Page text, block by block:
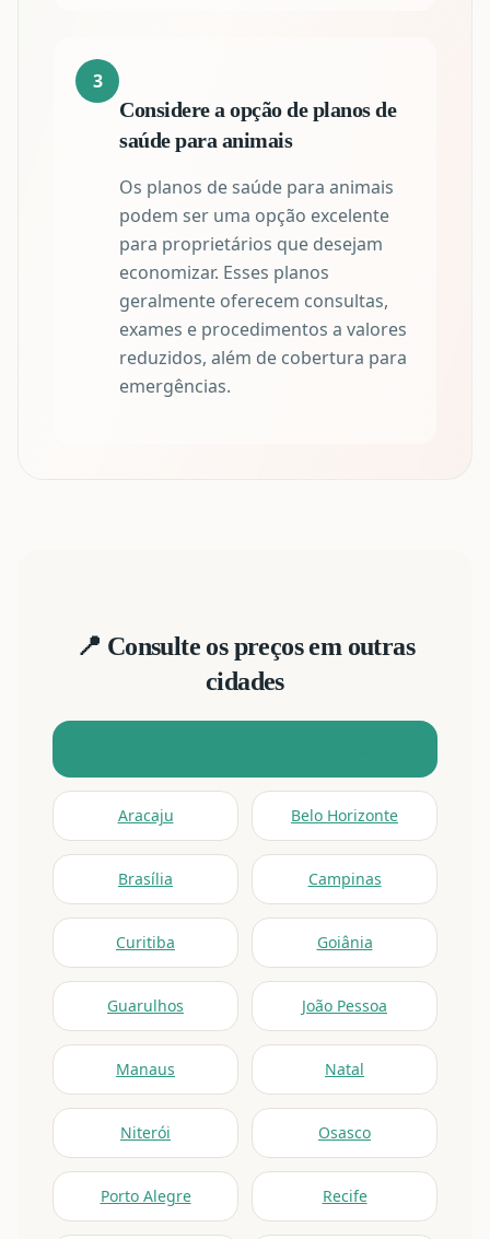
3
Considere a opção de planos de
saúde para animais
Os planos de saúde para animais
podem ser uma opção excelente
para proprietários que desejam
economizar. Esses planos
geralmente oferecem consultas,
exames e procedimentos a valores
reduzidos, além de cobertura para
emergências.
📍 Consulte os preços em outras
cidades
Aracaju Belo Horizonte
Brasília Campinas
Curitiba Goiânia
Guarulhos João Pessoa
Manaus Natal
Niterói Osasco
Porto Alegre Recife